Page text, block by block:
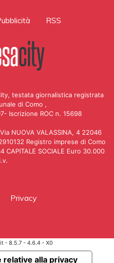
RSS
testata giornalistica registrata
di Como ,
Iscrizione ROC n. 15698
NUOVA VALASSINA, 4 22046
Registro imprese di Como
CAPITALE SOCIALE Euro 30.000
i.v.
Privacy
- 8.5.7 - 4.6.4 - X0
alla privacy